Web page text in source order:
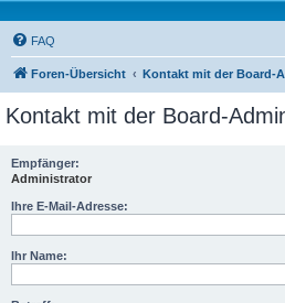
FAQ
Foren-Übersicht Kontakt mit der Board-
Kontakt mit der Board-
Empfänger:
Administrator
Ihre E-Mail-Adresse:
Ihr Name: